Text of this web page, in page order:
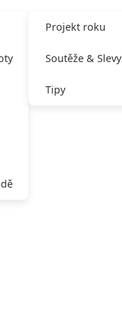
Projekt roku
Soutěže & Slevy
Tipy